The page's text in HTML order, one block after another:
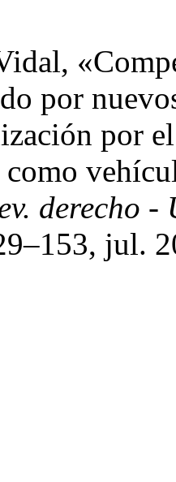
por
por
como
derecho -
jul.